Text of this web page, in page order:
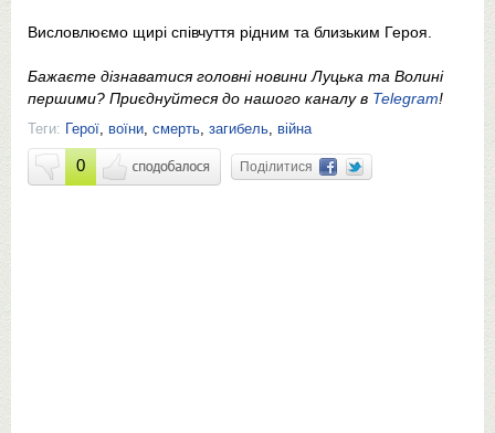
Висловлюємо щирі співчуття рідним та близьким Героя.
Бажаєте дізнаватися головні новини Луцька та Волині
першими? Приєднуйтеся до нашого каналу в Telegram!
Теги: Герої воїни смерть загибель війна
0 Поділитися